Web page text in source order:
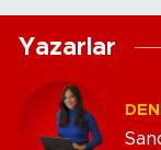
Yazarlar